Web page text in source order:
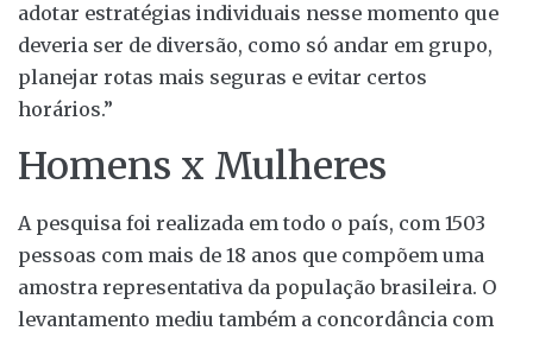
adotar estratégias individuais nesse momento que
deveria ser de diversão, como só andar em grupo,
planejar rotas mais seguras e evitar certos
horários.”
Homens x Mulheres
A pesquisa foi realizada em todo o país, com 1503
pessoas com mais de 18 anos que compõem uma
amostra representativa da população brasileira. O
levantamento mediu também a concordância com